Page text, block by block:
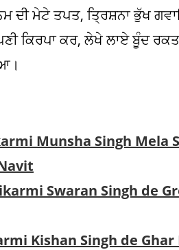
ਮੇਟੇ ਤਪਤ, ਤ੍ਰਿਸ਼ਨਾ ਭੁੱਖ
ਕਿਰਪਾ ਕਰ, ਲੇਖੇ ਲਾਏ ਬੂੰਦ
Munsha Singh Mela
Swaran Singh de
Kishan Singh de